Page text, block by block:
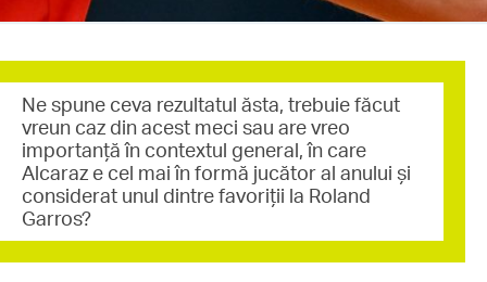
Ne spune ceva rezultatul ăsta, trebuie făcut
vreun caz din acest meci sau are vreo
importanță în contextul general, în care
Alcaraz e cel mai în formă jucător al anului și
considerat unul dintre favoriții la Roland
Garros?